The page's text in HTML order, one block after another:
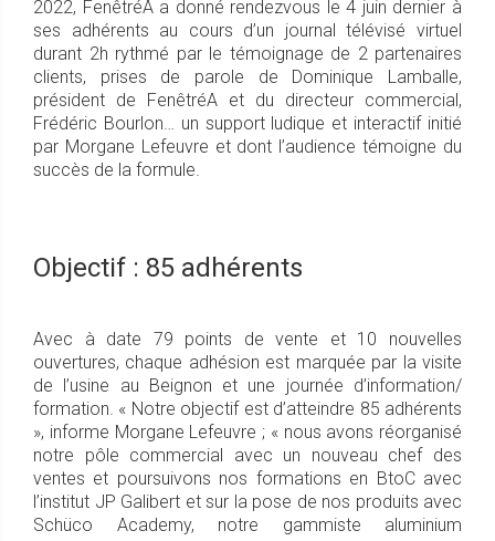
2022, FenêtréA a donné rendezvous le 4 juin dernier à
ses adhérents au cours d’un journal télévisé virtuel
durant 2h rythmé par le témoignage de 2 partenaires
clients, prises de parole de Dominique Lamballe,
président de FenêtréA et du directeur commercial,
Frédéric Bourlon… un support ludique et interactif initié
par Morgane Lefeuvre et dont l’audience témoigne du
succès de la formule.
Objectif : 85 adhérents
Avec à date 79 points de vente et 10 nouvelles
ouvertures, chaque adhésion est marquée par la visite
de l’usine au Beignon et une journée d’information/
formation. « Notre objectif est d’atteindre 85 adhérents
», informe Morgane Lefeuvre ; « nous avons réorganisé
notre pôle commercial avec un nouveau chef des
ventes et poursuivons nos formations en BtoC avec
l’institut JP Galibert et sur la pose de nos produits avec
Schüco Academy, notre gammiste aluminium